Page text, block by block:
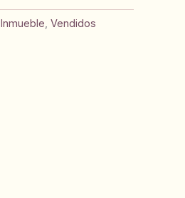
Inmueble Vendidos